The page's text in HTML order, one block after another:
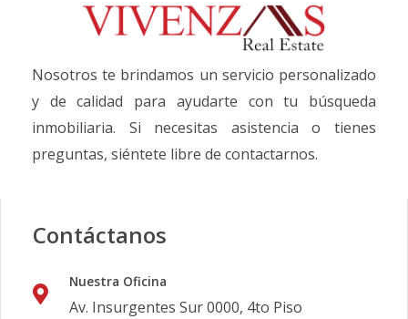
Nosotros te brindamos un servicio personalizado
y de calidad para ayudarte con tu búsqueda
inmobiliaria. Si necesitas asistencia o tienes
preguntas, siéntete libre de contactarnos.
Contáctanos
Nuestra Oficina
Av. Insurgentes Sur 0000, 4to Piso